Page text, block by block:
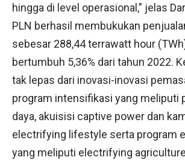
hingga di level operasional,” jelas
PLN berhasil membukukan
sebesar 288,44 terrawatt hour
bertumbuh 5,36% dari tahun 2022.
tak lepas dari inovasi-inovasi
program intensifikasi yang meliputi
daya, akuisisi captive power dan
electrifying lifestyle serta program
yang meliputi electrifying